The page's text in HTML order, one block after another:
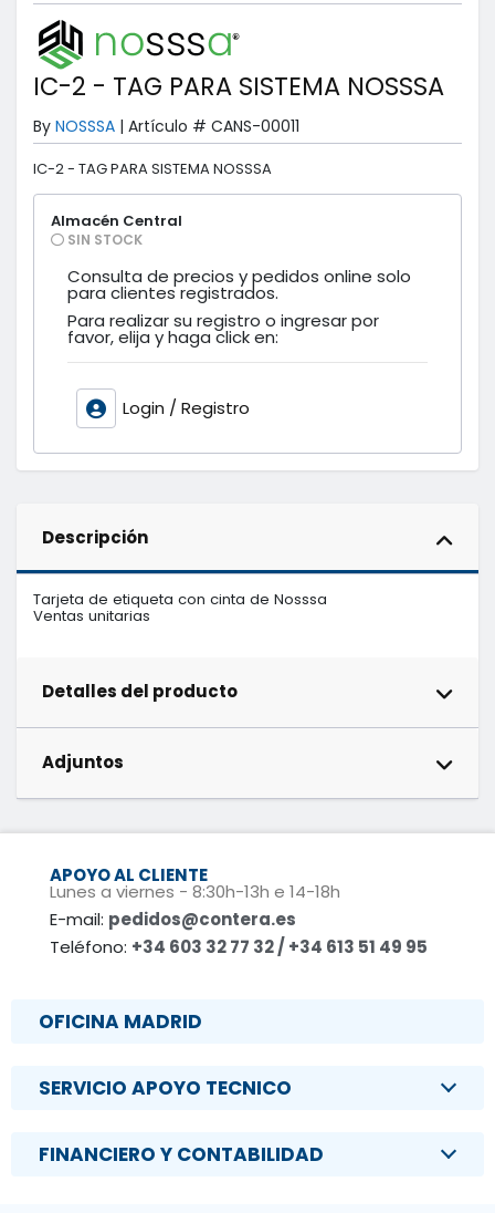
IC-2 - TAG PARA SISTEMA NOSSSA
By NOSSSA | Artículo # CANS-00011
IC-2 - TAG PARA SISTEMA NOSSSA
Almacén Central
SIN STOCK
Consulta de precios y pedidos online solo
para clientes registrados.
Para realizar su registro o ingresar por
favor, elija y haga click en:
Login / Registro
Descripción
Tarjeta de etiqueta con cinta de Nosssa
Ventas unitarias
Detalles del producto
Adjuntos
APOYO AL CLIENTE
Lunes a viernes - 8:30h-13h e 14-18h
E-mail: pedidos@contera.es
Teléfono: +34 603 32 77 32 / +34 613 51 49 95
OFICINA MADRID
SERVICIO APOYO TECNICO
FINANCIERO Y CONTABILIDAD